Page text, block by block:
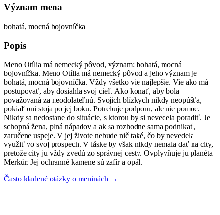
Význam mena
bohatá, mocná bojovníčka
Popis
Meno Otília má nemecký pôvod, význam: bohatá, mocná
bojovníčka. Meno Otília má nemecký pôvod a jeho význam je
bohatá, mocná bojovníčka. Vždy všetko vie najlepšie. Vie ako má
postupovať, aby dosiahla svoj cieľ. Ako konať, aby bola
považovaná za neodolateľnú. Svojich blízkych nikdy neopúšťa,
pokiaľ oni stoja po jej boku. Potrebuje podporu, ale nie pomoc.
Nikdy sa nedostane do situácie, s ktorou by si nevedela poradiť. Je
schopná žena, plná nápadov a ak sa rozhodne sama podnikať,
zaručene uspeje. V jej živote nebude nič také, čo by nevedela
využiť vo svoj prospech. V láske by však nikdy nemala dať na city,
pretože city ju vždy zvedú zo správnej cesty. Ovplyvňuje ju planéta
Merkúr. Jej ochranné kamene sú zafír a opál.
Často kladené otázky o meninách →